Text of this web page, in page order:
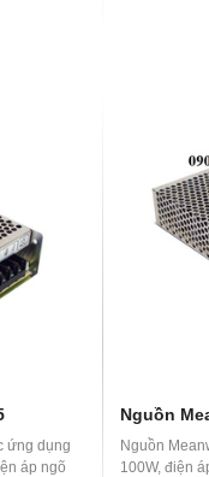
ứng dụng
áp ngõ
Nguồn
Nguồn
100W, điện